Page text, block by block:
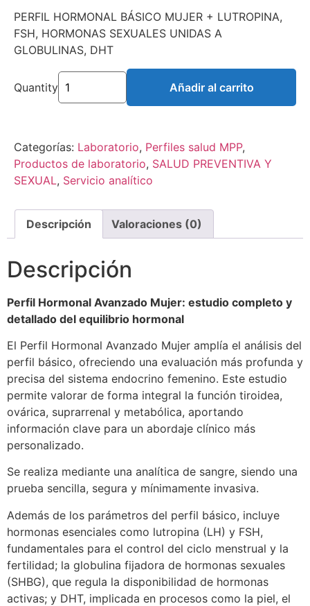
PERFIL HORMONAL BÁSICO MUJER + LUTROPINA,
FSH, HORMONAS SEXUALES UNIDAS A
GLOBULINAS, DHT
Quantity Añadir al carrito
Categorías: Laboratorio, Perfiles salud MPP,
Productos de laboratorio, SALUD PREVENTIVA Y
SEXUAL, Servicio analítico
Descripción Valoraciones (0)
Descripción
Perfil Hormonal Avanzado Mujer: estudio completo y
detallado del equilibrio hormonal
El Perfil Hormonal Avanzado Mujer amplía el análisis del
perfil básico, ofreciendo una evaluación más profunda y
precisa del sistema endocrino femenino. Este estudio
permite valorar de forma integral la función tiroidea,
ovárica, suprarrenal y metabólica, aportando
información clave para un abordaje clínico más
personalizado.
Se realiza mediante una analítica de sangre, siendo una
prueba sencilla, segura y mínimamente invasiva.
Además de los parámetros del perfil básico, incluye
hormonas esenciales como lutropina (LH) y FSH,
fundamentales para el control del ciclo menstrual y la
fertilidad; la globulina fijadora de hormonas sexuales
(SHBG), que regula la disponibilidad de hormonas
activas; y DHT, implicada en procesos como la piel, el